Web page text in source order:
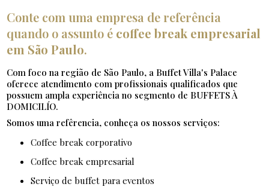
Conte com uma empresa de referência
quando o assunto é coffee break empresarial
em São Paulo.
Com foco na região de São Paulo, a Buffet Villa's Palace
oferece atendimento com profissionais qualificados que
possuem ampla experiência no segmento de BUFFETS À
DOMICILÍO.
Somos uma refêrencia, conheça os nossos serviços:
coffee break corporativo
coffee break empresarial
serviço de buffet para eventos